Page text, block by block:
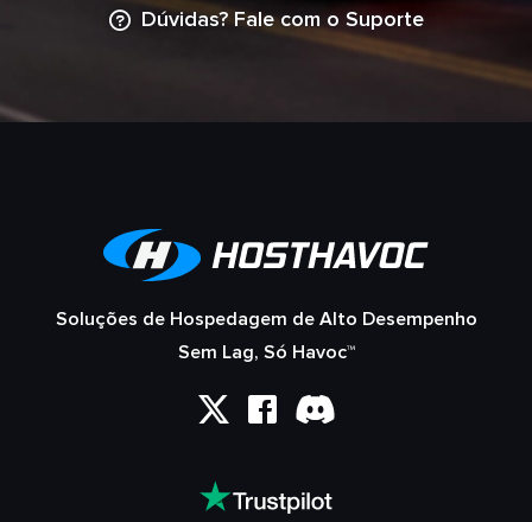
Dúvidas? Fale com o Suporte
Soluções de Hospedagem de Alto Desempenho
Sem Lag, Só Havoc™